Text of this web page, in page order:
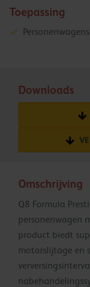
Toepassing
Personenwagens
Downloads
Omschrijving
Q8 Formula
personenwagen
product biedt
motorslijtage en